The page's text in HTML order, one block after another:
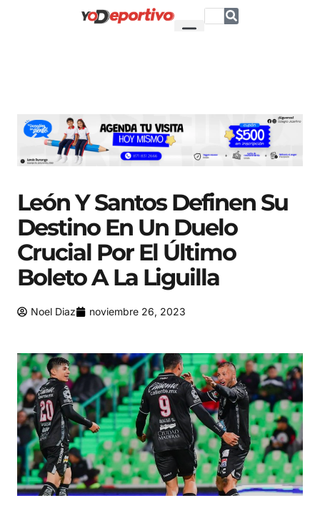
León Y Santos Definen Su
Destino En Un Duelo
Crucial Por El Último
Boleto A La Liguilla
Noel Diaz noviembre 26, 2023